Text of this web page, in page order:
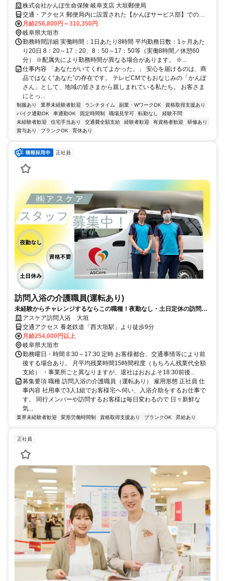
株式会社かんぽ生命保険 岐阜支店 大垣郵便局
交通・アクセス 郵便局内に設置された【かんぽサービス部】での勤
務となります
月給256,800円～310,350円
岐阜県大垣市
勤務時間詳細 実働時間：1日あたり8時間 平均勤務日数：1ヶ月あた
り20日 8：20～17：20、8：50～17：50等（実働8時間／休憩60
分） ※配属先により勤務時間が異なる場合があります。 ※...
仕事内容 「あなたがいてくれてよかった。」 安心を届けるのは、商
品ではなく“あなた”の存在です。 テレビCMでもおなじみの「かんぽ
さん」として、地域の皆さまから親しまれている私たち。 お客さま
にとっ...
制服あり 業界未経験者歓迎 ランチタイム 副業・WワークOK
資格取得支援あり
バイク通勤OK
車通勤OK 固定時間制 職場見学可 転勤なし
経験不問
未経験者歓迎
住宅手当あり 交通費全額支給 経験者歓迎 有資格者歓迎
研修あり
賞与あり
ブランクOK 育休あり
正社員
訪問入浴の介護職員(運転あり)
未経験からチャレンジするならこの職種！夜勤なし・土日定休の訪問入
浴サービス
アスケア訪問入浴 大垣
交通アクセス 養老鉄道「西大垣駅」より徒歩9分
月給254,000円以上
岐阜県大垣市
勤務曜日・時間 8:30～17:30 定時 お客様都合、交通事情等により前
後する場合あり。 月平均残業時間15時間程度（もちろん残業代全額
支給） ・事業所ごと異なりますが、退社はおおよそ18:30前後...
募集要項 職種 訪問入浴の介護職員（運転あり） 雇用形態 正社員 仕
事内容 社用車で3人1組でお客様宅へ伺い、入浴介助をするお仕事で
す。 同行メンバーや訪問するお客様は毎日変わるので 日々新鮮な
気...
業界未経験者歓迎 変形労働時間制 資格取得支援あり ブランクOK 昇給あり
正社員